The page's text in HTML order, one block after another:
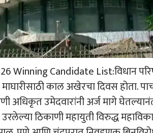
Winning Candidate List:विधान
काल अखेरचा दिवस होता.
अधिकृत उमेदवारांनी अर्ज मागे
उरलेल्या ठिकाणी महायुती विरुद्ध